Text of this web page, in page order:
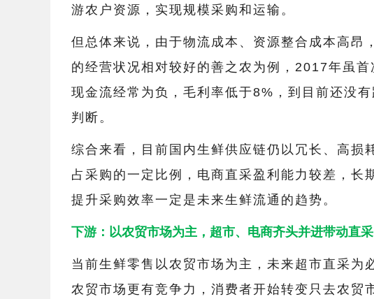
游农户资源，实现规模采购和运输。
但总体来说，由于物流成本、资源整合成本高
的经营状况相对较好的善之农为例，2017年虽
现金流经常为负，毛利率低于8%，到目前还没
判断。
综合来看，目前国内生鲜供应链仍以冗长、高损
占采购的一定比例，电商直采盈利能力较差，长
提升采购效率一定是未来生鲜流通的趋势。
下游：以农贸市场为主，超市、电商齐头并进带动直采
当前生鲜零售以农贸市场为主，未来超市直采为
农贸市场更有竞争力，消费者开始转变只去农贸